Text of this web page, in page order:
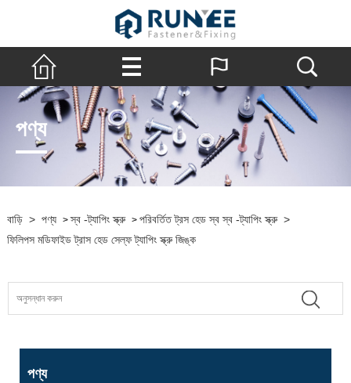
পণ্য
বাড়ি > পণ্য >স্ব -ট্যাপিং স্ক্রু > পরিবর্তিত ট্রস হেড স্ব স্ব -ট্যাপিং স্ক্রু >
ফিলিপস মডিফাইড ট্রাস হেড সেল্ফ ট্যাপিং স্ক্রু জিঙ্ক
পণ্য